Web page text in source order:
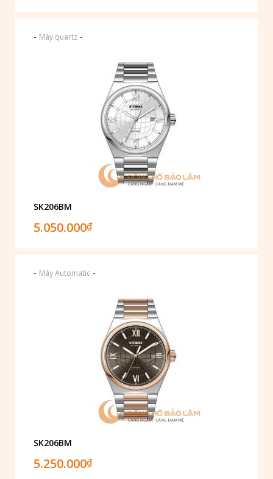
- Máy quartz -
SK206BM
5.050.000₫
- Máy Automatic -
SK206BM
5.250.000₫